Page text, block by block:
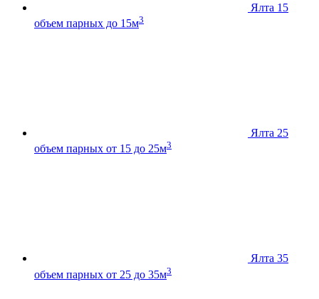
Ялта 15
объем парных до 15м3
Ялта 25
объем парных от 15 до 25м3
Ялта 35
объем парных от 25 до 35м3